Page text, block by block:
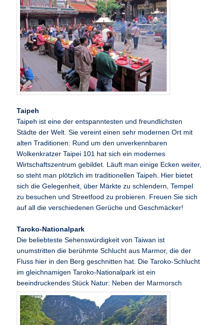
Taipeh
Taipeh ist eine der entspanntesten und freundlichsten
Städte der Welt. Sie vereint einen sehr modernen Ort mit
alten Traditionen: Rund um den unverkennbaren
Wolkenkratzer Taipei 101 hat sich ein modernes
Wirtschaftszentrum gebildet. Läuft man einige Ecken weiter,
so steht man plötzlich im traditionellen Taipeh. Hier bietet
sich die Gelegenheit, über Märkte zu schlendern, Tempel
zu besuchen und Streetfood zu probieren. Freuen Sie sich
auf all die verschiedenen Gerüche und Geschmäcker!
Taroko-Nationalpark
Die beliebteste Sehenswürdigkeit von Taiwan ist
unumstritten die berühmte Schlucht aus Marmor, die der
Fluss hier in den Berg geschnitten hat. Die Taroko-Schlucht
im gleichnamigen Taroko-Nationalpark ist ein
beeindruckendes Stück Natur: Neben der Marmorsch